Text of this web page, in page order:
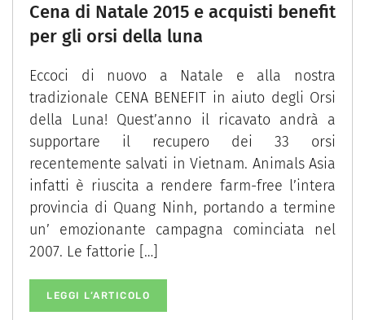
Cena di Natale 2015 e acquisti benefit
per gli orsi della luna
Eccoci di nuovo a Natale e alla nostra
tradizionale CENA BENEFIT in aiuto degli Orsi
della Luna! Quest’anno il ricavato andrà a
supportare il recupero dei 33 orsi
recentemente salvati in Vietnam. Animals Asia
infatti è riuscita a rendere farm-free l’intera
provincia di Quang Ninh, portando a termine
un’ emozionante campagna cominciata nel
2007. Le fattorie […]
LEGGI L’ARTICOLO